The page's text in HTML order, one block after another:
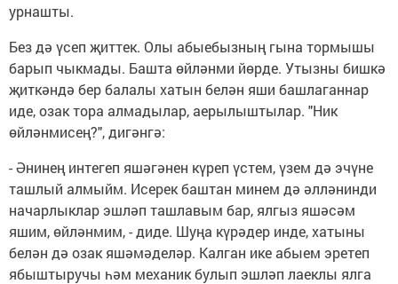
урнашты.
Без дә үсеп җиттек. Олы абыебызның гына тормышы
барып чыкмады. Башта өйләнми йөрде. Утызны бишкә
җиткәндә бер балалы хатын белән яши башлаганнар
иде, озак тора алмадылар, аерылыштылар. "Ник
өйләнмисең?", дигәнгә:
- Әнинең интегеп яшәгәнен күреп үстем, үзем дә эчүне
ташлый алмыйм. Исерек баштан минем дә әлләнинди
начарлыклар эшләп ташлавым бар, ялгыз яшәсәм
яшим, өйләнмим, - диде. Шуңа күрәдер инде, хатыны
белән дә озак яшәмәделәр. Калган ике абыем эретеп
ябыштыручы һәм механик булып эшләп лаеклы ялга